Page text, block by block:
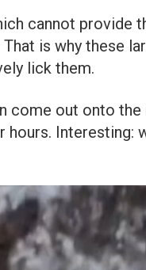
cannot provide
is why these
lick them.
come out onto the
Interesting: